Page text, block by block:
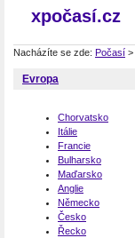
xpočasí.cz
Nacházíte se zde: Počasí >
Evropa
Chorvatsko
Itálie
Francie
Bulharsko
Maďarsko
Anglie
Německo
Česko
Řecko